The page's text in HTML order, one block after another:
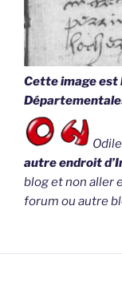
Cette image est
autre endroit
blog et non aller
forum ou autre